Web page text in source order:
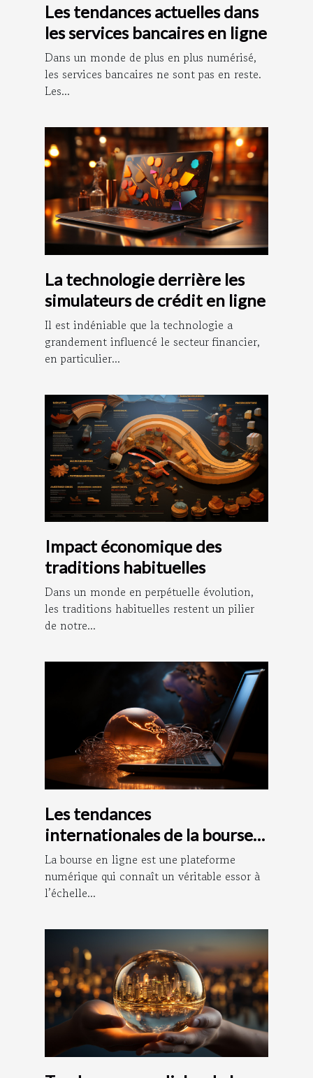
Les tendances actuelles dans
les services bancaires en ligne
Dans un monde de plus en plus numérisé,
les services bancaires ne sont pas en reste.
Les...
La technologie derrière les
simulateurs de crédit en ligne
Il est indéniable que la technologie a
grandement influencé le secteur financier,
en particulier...
Impact économique des
traditions habituelles
Dans un monde en perpétuelle évolution,
les traditions habituelles restent un pilier
de notre...
Les tendances
internationales de la bourse
en ligne
La bourse en ligne est une plateforme
numérique qui connaît un véritable essor à
l’échelle...